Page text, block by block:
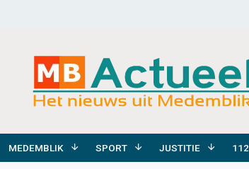
MEDEMBLIK SPORT JUSTITIE 112